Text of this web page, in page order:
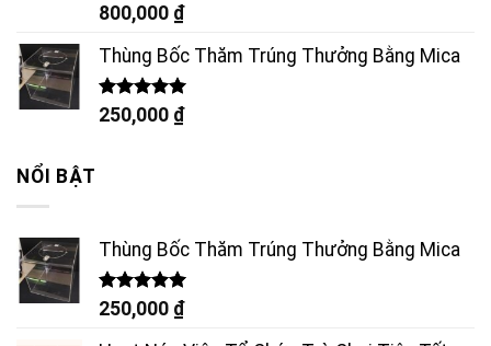
Được xếp
hạng
5 sao
800,000 ₫
Thùng Bốc Thăm Trúng Thưởng Bằng Mica
Được xếp
hạng
250,000 ₫
NỔI BẬT
Thùng Bốc Thăm Trúng Thưởng Bằng Mica
Được xếp
hạng
5 sao
250,000 ₫